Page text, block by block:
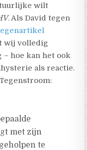
wilt
. Als David tegen
wij volledig
hoe kan het ook
als reactie.
met zijn
te